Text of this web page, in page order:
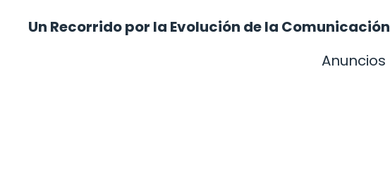
Un Recorrido por la Evolución de la Comunicación
Anuncios